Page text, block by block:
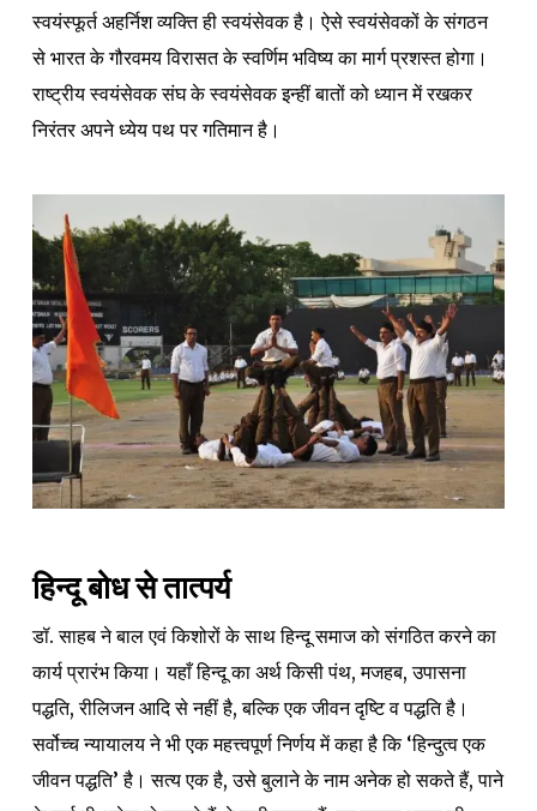
स्वयंस्फूर्त अहर्निश व्यक्ति ही स्वयंसेवक है। ऐसे स्वयंसेवकों के संगठन
से भारत के गौरवमय विरासत के स्वर्णिम भविष्य का मार्ग प्रशस्त होगा।
राष्ट्रीय स्वयंसेवक संघ के स्वयंसेवक इन्हीं बातों को ध्यान में रखकर
निरंतर अपने ध्येय पथ पर गतिमान है।
हिन्दू बोध से तात्पर्य
डॉ. साहब ने बाल एवं किशोरों के साथ हिन्दू समाज को संगठित करने का
कार्य प्रारंभ किया। यहाँ हिन्दू का अर्थ किसी पंथ, मजहब, उपासना
पद्धति, रीलिजन आदि से नहीं है, बल्कि एक जीवन दृष्टि व पद्धति है।
सर्वोच्च न्यायालय ने भी एक महत्त्वपूर्ण निर्णय में कहा है कि ‘हिन्दुत्व एक
जीवन पद्धति’ है। सत्य एक है, उसे बुलाने के नाम अनेक हो सकते हैं, पाने